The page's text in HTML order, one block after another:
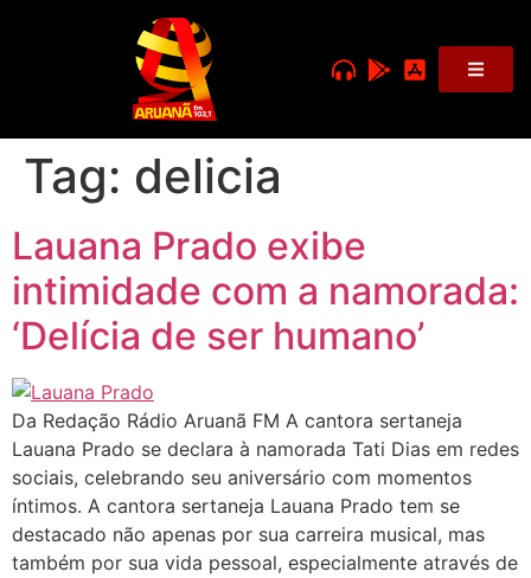
Tag: delicia
Lauana Prado exibe
intimidade com a namorada:
‘Delícia de ser humano’
Da Redação Rádio Aruanã FM A cantora sertaneja
Lauana Prado se declara à namorada Tati Dias em redes
sociais, celebrando seu aniversário com momentos
íntimos. A cantora sertaneja Lauana Prado tem se
destacado não apenas por sua carreira musical, mas
também por sua vida pessoal, especialmente através de